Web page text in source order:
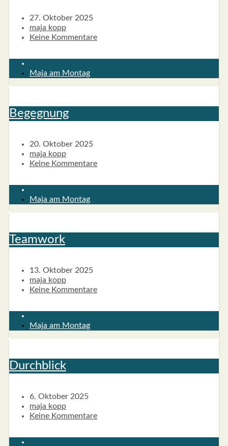
27. Oktober 2025
maja kopp
Keine Kommentare
Maja am Montag
Begeg­nung
20. Oktober 2025
maja kopp
Keine Kommentare
Maja am Montag
Team­work
13. Oktober 2025
maja kopp
Keine Kommentare
Maja am Montag
Durch­blick
6. Oktober 2025
maja kopp
Keine Kommentare